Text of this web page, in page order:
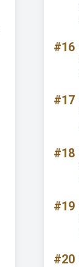
#16
#17
#18
#19
#20